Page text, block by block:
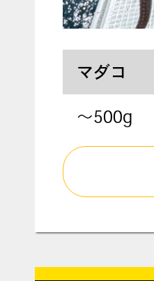
マダコ
～500g